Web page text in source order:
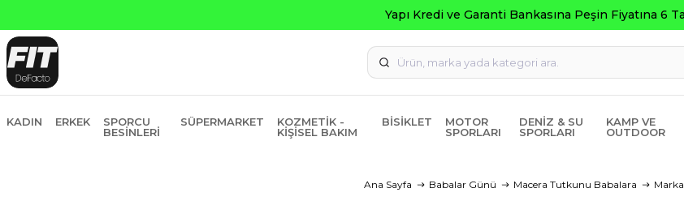
Yapı Kredi ve Garanti Bankasına Peşin Fiyatına 6 Taksit
KADIN ERKEK
SPORCU
BESINLERI
SÜPERMARKET
KOZMETIK -
KIŞISEL BAKIM
BISIKLET
MOTOR
SPORLARI
DENIZ & SU
SPORLARI
KAMP VE
OUTDOOR
Ana Sayfa Babalar Günü Macera Tutkunu Babalara Marka